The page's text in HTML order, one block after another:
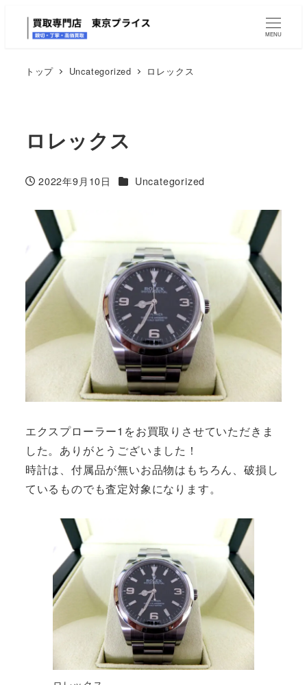
MENU
トップ Uncategorized ロレックス
ロレックス
投稿日
2022年9月10日 カテゴリー
Uncategorized
エクスプローラー1をお買取りさせていただきま
した。ありがとうございました！
時計は、付属品が無いお品物はもちろん、破損し
ているものでも査定対象になります。